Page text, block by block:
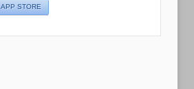
APP STORE